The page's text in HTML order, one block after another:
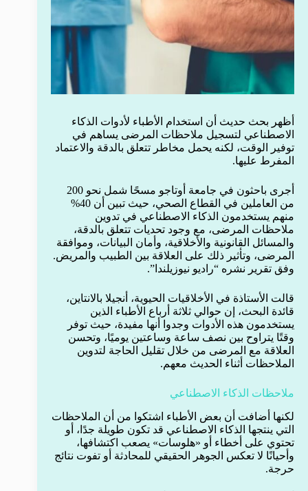
أظهر بحث حديث أن استخدام الأطباء لأدوات الذكاء
الاصطناعي لتسجيل ملاحظات المرضى يساهم في
توفير الوقت، لكنه يحمل مخاطر تتعلق بالدقة والاعتماد
المفرط عليها.
أجرى باحثون في جامعة أوتاجو مسحًا شمل نحو 200
من العاملين في القطاع الصحي، حيث تبين أن 40%
منهم يستخدمون الذكاء الاصطناعي في تدوين
ملاحظات المرضى، مع وجود تحديات تتعلق بالدقة،
والمسائل القانونية والأخلاقية، وأمان البيانات، وموافقة
المرضى، وتأثير ذلك على العلاقة بين الطبيب والمريض.
وفق تقرير نشره “راديو نيوزيلندا”.
قالت الأستاذة في الأخلاقيات الحيوية، أنجيلا بالانتاين،
قائدة البحث، إن حوالي ثلاثة أرباع الأطباء الذين
يستخدمون هذه الأدوات وجدوا أنها مفيدة، حيث توفر
وقتًا يتراوح بين نصف ساعة وساعتين يوميًا، وتحسن
العلاقة مع المرضى من خلال تقليل الحاجة لتدوين
الملاحظات أثناء الحديث معهم.
ملاحظات الذكاء الاصطناعي
لكنها أضافت أن بعض الأطباء اشتكوا من أن الملاحظات
التي ينتجها الذكاء الاصطناعي قد تكون طويلة جدًا، أو
تحتوي على أخطاء أو «هلوسات» يصعب اكتشافها،
وأحيانًا لا تعكس الجوهر الحقيقي للمحادثة أو تفوت نتائج
حرجة.